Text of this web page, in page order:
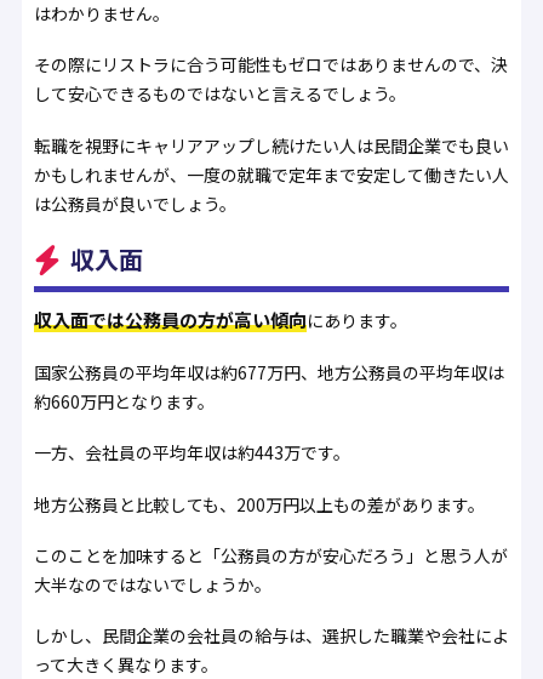
はわかりません。
その際にリストラに合う可能性もゼロではありませんので、決
して安心できるものではないと言えるでしょう。
転職を視野にキャリアアップし続けたい人は民間企業でも良い
かもしれませんが、一度の就職で定年まで安定して働きたい人
は公務員が良いでしょう。
収入面
収入面では公務員の方が高い傾向にあります。
国家公務員の平均年収は約677万円、地方公務員の平均年収は
約660万円となります。
一方、会社員の平均年収は約443万です。
地方公務員と比較しても、200万円以上もの差があります。
このことを加味すると「公務員の方が安心だろう」と思う人が
大半なのではないでしょうか。
しかし、民間企業の会社員の給与は、選択した職業や会社によ
って大きく異なります。